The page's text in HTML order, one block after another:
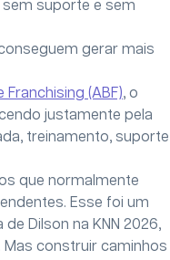
suporte e sem
gerar mais
(ABF), o
justamente pela
treinamento, suporte
que normalmente
Esse foi um
Dilson na KNN 2026,
construir caminhos